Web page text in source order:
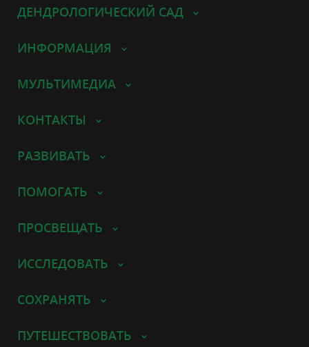
ДЕНДРОЛОГИЧЕСКИЙ САД
ИНФОРМАЦИЯ
МУЛЬТИМЕДИА
КОНТАКТЫ
РАЗВИВАТЬ
ПОМОГАТЬ
ПРОСВЕЩАТЬ
ИССЛЕДОВАТЬ
СОХРАНЯТЬ
ПУТЕШЕСТВОВАТЬ